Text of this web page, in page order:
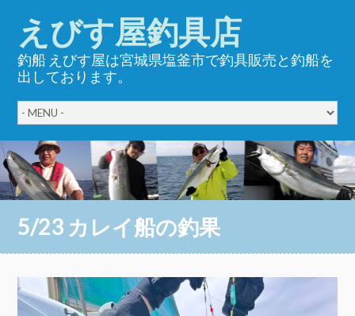
えびす屋釣具店
釣船 えびす屋は宮城県塩釜市で釣具販売と釣船を
出しております。
5/23 カレイ船の釣果